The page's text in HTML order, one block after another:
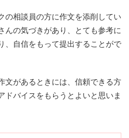
の相談員の方に作文を添削してい
んの気づきがあり、とても参考に
、自信をもって提出することがで
文があるときには、信頼できる方
ドバイスをもらうとよいと思いま